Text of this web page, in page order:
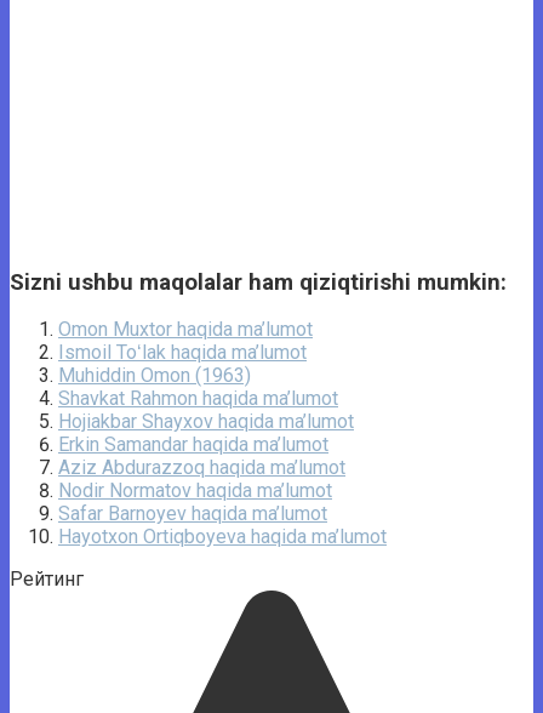
Sizni ushbu maqolalar ham qiziqtirishi mumkin:
Omon Muxtor haqida ma’lumot
Ismoil Toʻlak haqida ma’lumot
Muhiddin Omon (1963)
Shavkat Rahmon haqida ma’lumot
Hojiakbar Shayxov haqida ma’lumot
Erkin Samandar haqida ma’lumot
Aziz Abdurazzoq haqida ma’lumot
Nodir Normatov haqida ma’lumot
Safar Barnoyev haqida ma’lumot
Hayotxon Ortiqboyeva haqida ma’lumot
Рейтинг